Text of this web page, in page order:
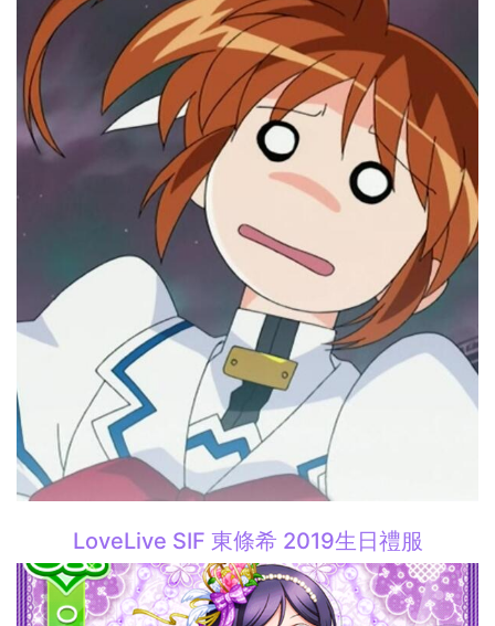
LoveLive SIF 東條希 2019生日禮服